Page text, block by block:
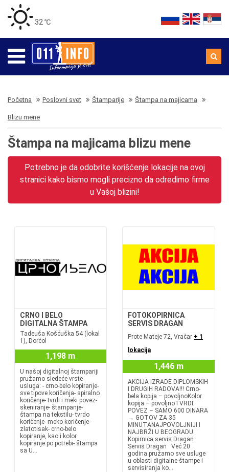
32 ℃
Početna Poslovni svet Štamparije Štampa na majicama
Blizu mene
Štampa na majicama blizu mene
Potrebno je da odobrite korišćenje lokacije na ovoj
stranici kako bismo mogli precizno da odredimo firme
u Vašoj blizini!
CRNO I BELO
DIGITALNA ŠTAMPA
Tadeuša Košćuška 54 (lokal
1), Dorćol
1,198 m
U našoj digitalnoj štampariji
pružamo sledeće vrste
usluga: - crno-belo kopiranje-
sve tipove koričenja- spiralno
koričenje- tvrdi i meki povez-
skeniranje- štampanje-
štampa na tekstilu- tvrdo
koričenje- meko koričenje-
zlatotisak- crno-belo
kopiranje, kao i kolor
kopiranje po potrebi- štampa
sa U...
FOTOKOPIRNICA
SERVIS DRAGAN
Prote Mateje 72, Vračar + 1
lokacija
1,446 m
AKCIJA IZRADE DIPLOMSKIH
I DRUGIH RADOVA!!! Crno-
bela kopija – povoljnoKolor
kopija – povoljnoTVRDI
POVEZ – SAMO 600 DINARA
→ GOTOV ZA 35
MINUTANAJPOVOLJNIJI I
NAJBRŽI U BEOGRADU.
Kopirnica servis Dragan
Servis Dragan Već 20
godina pružamo sve usluge
u oblasti digitalne štampe i
servisiranja ko...